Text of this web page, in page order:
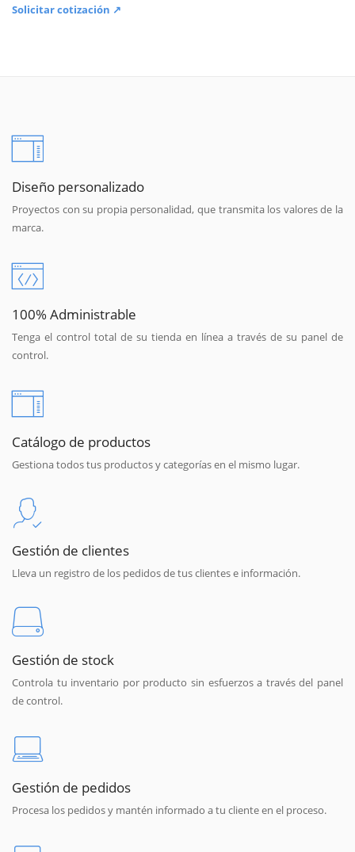
Solicitar cotización ↗
Diseño personalizado
Proyectos con su propia personalidad, que transmita los valores de la
marca.
100% Administrable
Tenga el control total de su tienda en línea a través de su panel de
control.
Catálogo de productos
Gestiona todos tus productos y categorías en el mismo lugar.
Gestión de clientes
Lleva un registro de los pedidos de tus clientes e información.
Gestión de stock
Controla tu inventario por producto sin esfuerzos a través del panel
de control.
Gestión de pedidos
Procesa los pedidos y mantén informado a tu cliente en el proceso.